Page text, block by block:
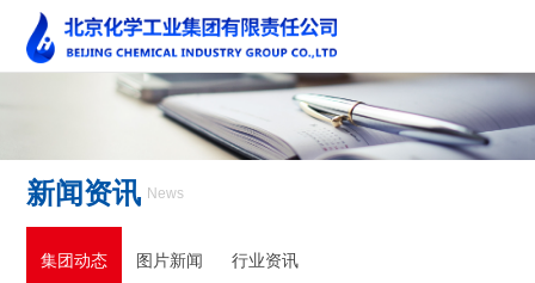
新闻资讯 News
集团动态 图片新闻 行业资讯